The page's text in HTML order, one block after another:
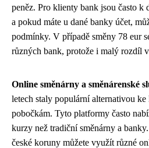
peněz. Pro klienty bank jsou často k
a pokud máte u dané banky účet,
podmínky. V případě směny 78 eur
různých bank, protože i malý rozdíl
Online směnárny a směnárenské
letech staly populární alternativou
pobočkám. Tyto platformy často
kurzy než tradiční směnárny a
české koruny můžete využít různé